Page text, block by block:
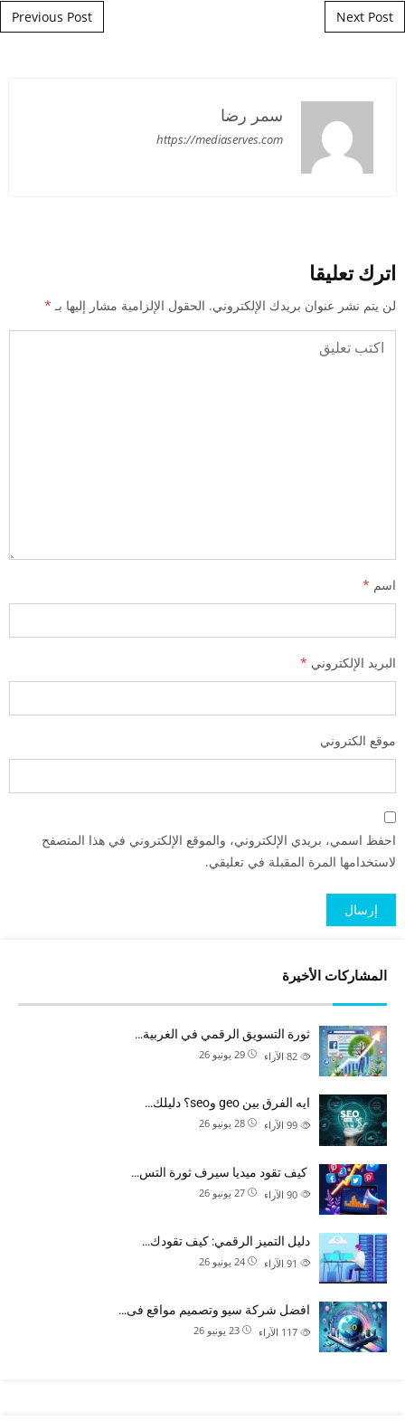
Post navigation
Previous Post Next Post
سمر رضا
https://mediaserves.com
اترك تعليقا
لن يتم نشر عنوان بريدك الإلكتروني. الحقول الإلزامية مشار إليها بـ *
اسم *
البريد الإلكتروني *
موقع الكتروني
احفظ اسمي، بريدي الإلكتروني، والموقع الإلكتروني في هذا المتصفح
لاستخدامها المرة المقبلة في تعليقي.
المشاركات الأخيرة
ثورة التسويق الرقمي في الغربية…
29 يونيو 26 الآراء
ايه الفرق بين geo وseo؟ دليلك…
28 يونيو 26 الآراء
كيف تقود ميديا سيرف ثورة التس…
27 يونيو 26 الآراء
دليل التميز الرقمي: كيف تقودك…
24 يونيو 26 الآراء
افضل شركة سيو وتصميم مواقع فى…
23 يونيو 26 الآراء